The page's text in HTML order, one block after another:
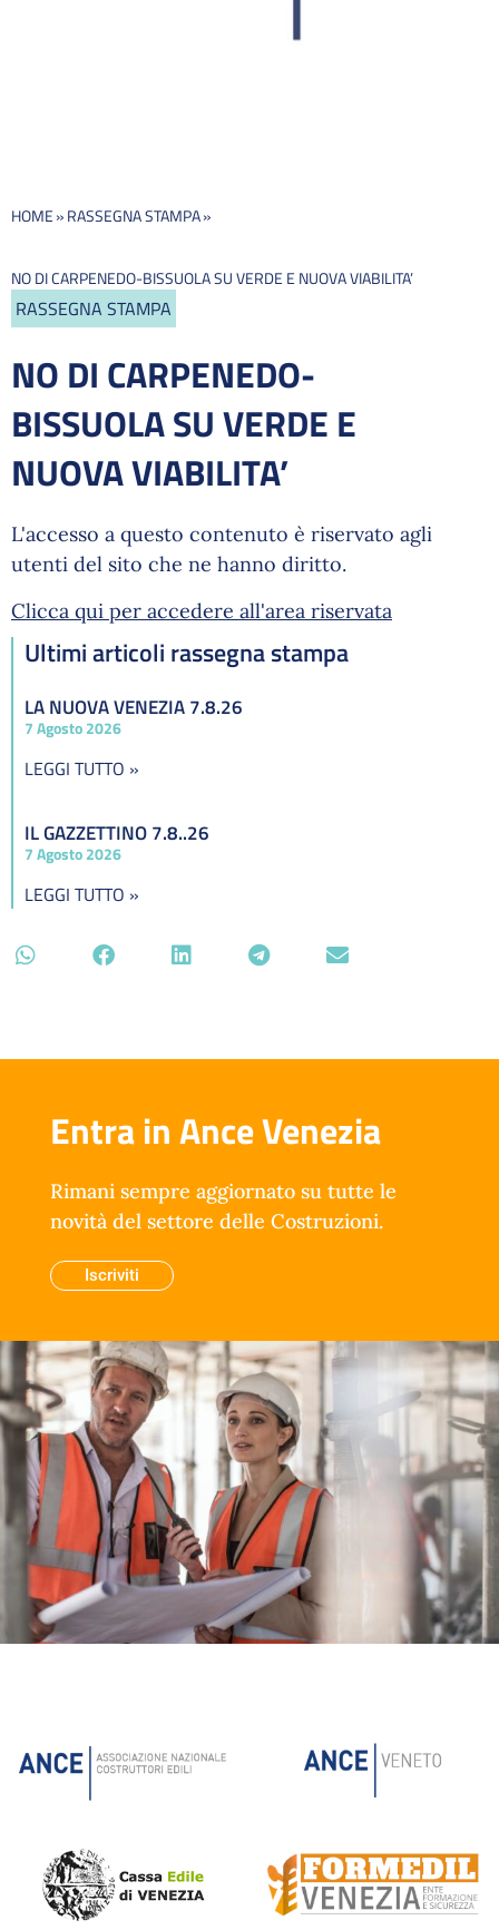
HOME»RASSEGNA STAMPA»
NO DI CARPENEDO-BISSUOLA SU VERDE E NUOVA VIABILITA’
RASSEGNA STAMPA
NO DI CARPENEDO-
BISSUOLA SU VERDE E
NUOVA VIABILITA’
L'accesso a questo contenuto è riservato agli
utenti del sito che ne hanno diritto.
Clicca qui per accedere all'area riservata
Ultimi articoli rassegna stampa
LA NUOVA VENEZIA 7.8.26
7 Agosto 2026
LEGGI TUTTO »
IL GAZZETTINO 7.8..26
7 Agosto 2026
LEGGI TUTTO »
Entra in Ance Venezia
Rimani sempre aggiornato su tutte le
novità del settore delle Costruzioni.
Iscriviti